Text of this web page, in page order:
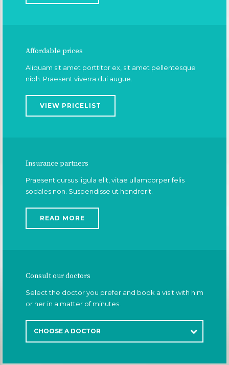
Affordable prices
Aliquam sit amet porttitor ex, sit amet pellentesque
nibh. Praesent viverra dui augue.
VIEW PRICELIST
Insurance partners
Praesent cursus ligula elit, vitae ullamcorper felis
sodales non. Suspendisse ut hendrerit.
READ MORE
Consult our doctors
Select the doctor you prefer and book a visit with him
or her in a matter of minutes.
CHOOSE A DOCTOR